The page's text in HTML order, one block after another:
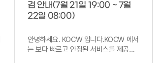
검 안내(7월 21일 19:00 ~ 7월
22일 08:00)
안녕하세요. KOCW 입니다.KOCW 에서
는 보다 빠르고 안정된 서비스를 제공하